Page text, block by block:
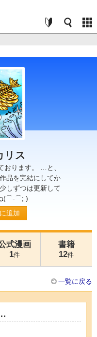
リス
おります。 …と、
品を完結にしてか
しずつは更新して
(⌒-⌒; )
追加
式漫画
1件
書籍
12件
一覧に戻る